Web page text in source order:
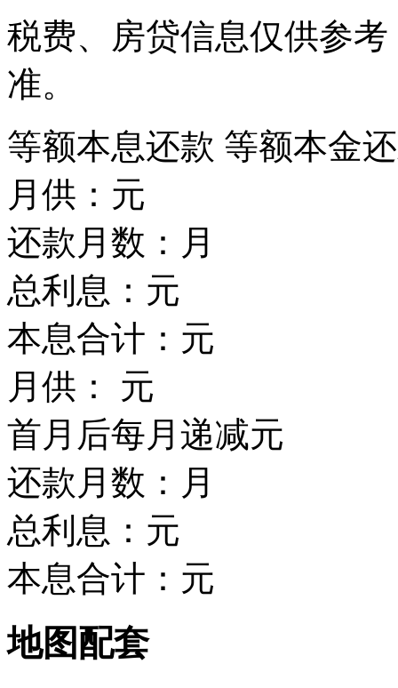
税费、房贷信息仅供参
准。
等额本息还款 等额本金
月供： 元
还款月数： 月
总利息： 元
本息合计： 元
月供：
元
首月后每月递减元
还款月数： 月
总利息： 元
本息合计： 元
地图配套